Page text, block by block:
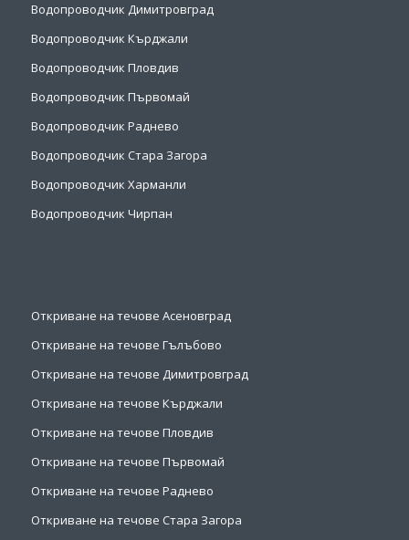
Водопроводчик Димитровград
Водопроводчик Кърджали
Водопроводчик Пловдив
Водопроводчик Първомай
Водопроводчик Раднево
Водопроводчик Стара Загора
Водопроводчик Харманли
Водопроводчик Чирпан
Откриване на течове Асеновград
Откриване на течове Гълъбово
Откриване на течове Димитровград
Откриване на течове Кърджали
Откриване на течове Пловдив
Откриване на течове Първомай
Откриване на течове Раднево
Откриване на течове Стара Загора